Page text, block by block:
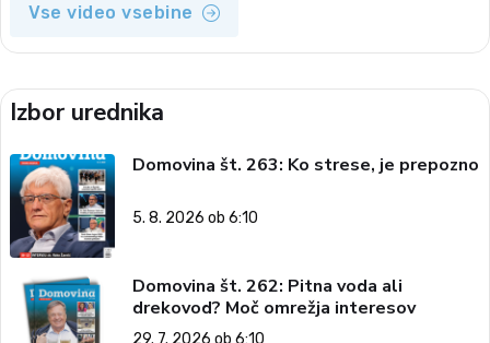
Vse video vsebine
Izbor urednika
Domovina št. 263: Ko strese, je prepozno
5. 8. 2026 ob 6:10
Domovina št. 262: Pitna voda ali
drekovod? Moč omrežja interesov